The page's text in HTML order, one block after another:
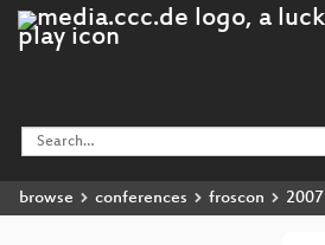
browse conferences froscon 2007